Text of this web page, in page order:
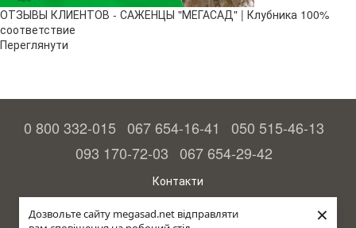
Дозвольте сайту megasad.net відправляти
×
ОТЗЫВЫ КЛИЕНТОВ - САЖЕНЦЫ "МЕГАСАД" | Клубника 100%
соответствие
Переглянути
0 800 332-015 067 654-16-41
050 515-46-13
093 170-72-03 067 654-29-42
Контакти
Повна версія сайту